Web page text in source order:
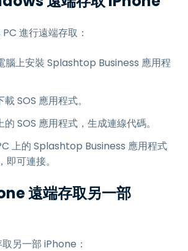
進行遠端存取：
腦上安裝 Splashtop Business 應用程
SOS 應用程式。
SOS 應用程式，生成連線代碼。
上的 Splashtop Business 應用程式
可連接。
遠端存取另一部
另一部 iPhone：